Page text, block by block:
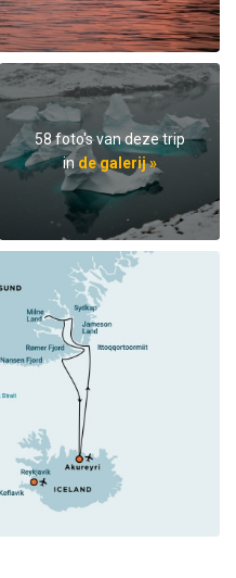
58 foto's van deze trip
inde galerij »